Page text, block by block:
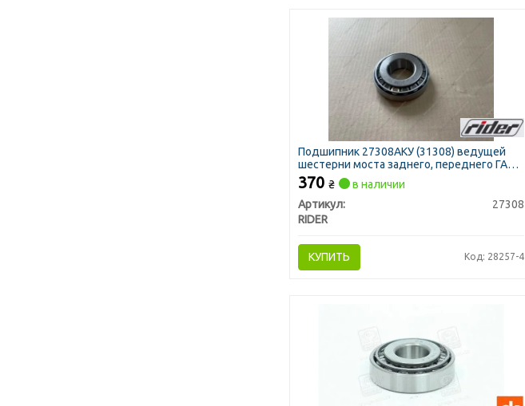
Подшипник 27308АКУ (31308) ведущей
шестерни моста заднего, переднего ГАЗ
(RIDER)
370 ₴
в наличии
Артикул:
27308
RIDER
КУПИТЬ Код: 28257-4